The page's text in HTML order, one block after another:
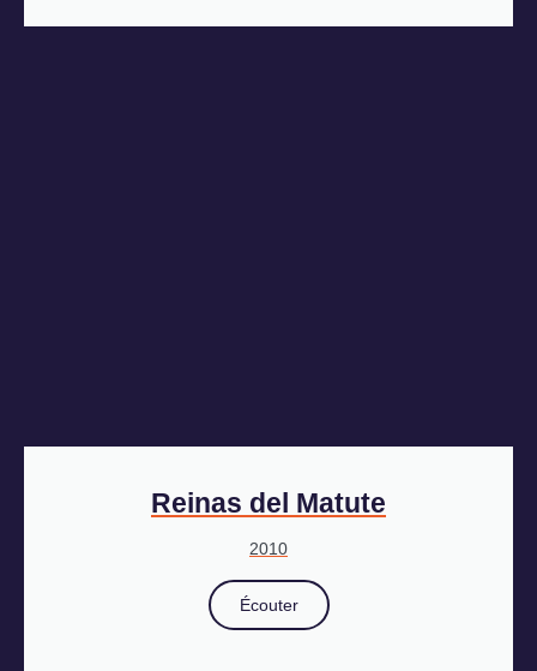
Reinas del Matute
2010
Écouter